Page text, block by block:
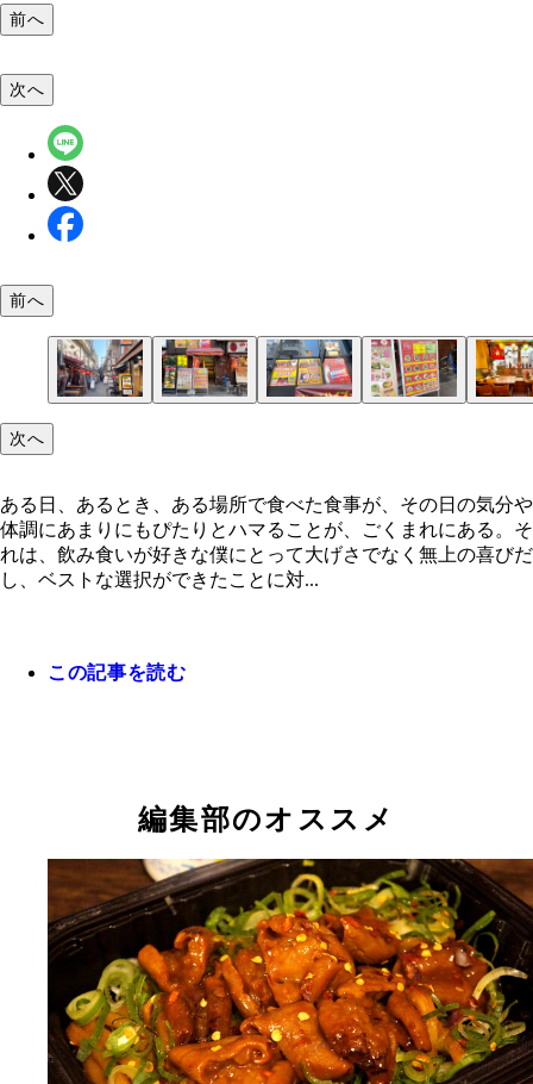
前へ
次へ
前へ
次へ
ある日、あるとき、ある場所で食べた食事が、その日の気分や
体調にあまりにもぴたりとハマることが、ごくまれにある。そ
れは、飲み食いが好きな僕にとって大げさでなく無上の喜びだ
し、ベストな選択ができたことに対...
この記事を読む
編集部のオススメ